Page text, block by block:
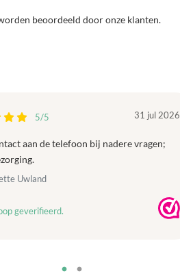
beoordeeld door onze klanten.
5/5 31 jul 2026
aan de telefoon bij nadere vragen;
Uwland
geverifieerd.